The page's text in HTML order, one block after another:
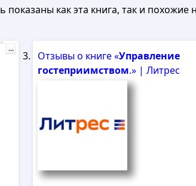
как эта книга, так и похожие
...
Отзывы о книге «Управление
гостеприимством.» | Литрес